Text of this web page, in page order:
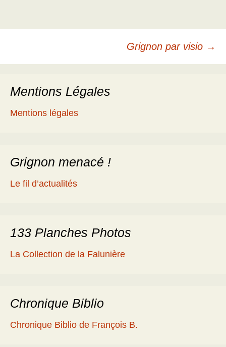
des
articles
Grignon par visio →
Mentions Légales
Mentions légales
Grignon menacé !
Le fil d’actualités
133 Planches Photos
La Collection de la Falunière
Chronique Biblio
Chronique Biblio de François B.